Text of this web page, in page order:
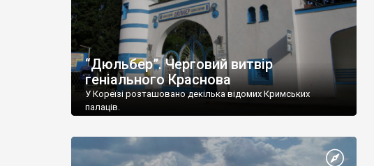
“Дюльбер”. Черговий витвір
геніального Краснова
У Кореїзі розташовано декілька відомих Кримських
палаців.